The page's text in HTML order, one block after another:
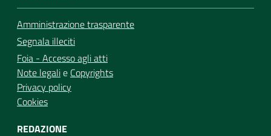
Amministrazione trasparente
Segnala illeciti
Foia - Accesso agli atti
Note legalie Copyrights
Privacy policy
Cookies
REDAZIONE